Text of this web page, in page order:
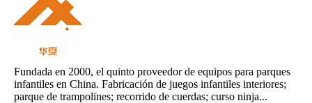
Fundada en 2000, el quinto proveedor de equipos para parques
infantiles en China. Fabricación de juegos infantiles interiores;
parque de trampolines; recorrido de cuerdas; curso ninja...